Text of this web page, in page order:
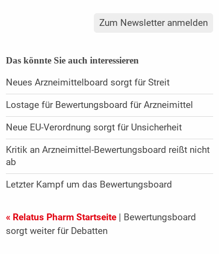
Zum Newsletter anmelden
Das könnte Sie auch interessieren
Neues Arzneimittelboard sorgt für Streit
Lostage für Bewertungsboard für Arzneimittel
Neue EU-Verordnung sorgt für Unsicherheit
Kritik an Arzneimittel-Bewertungsboard reißt nicht
ab
Letzter Kampf um das Bewertungsboard
« Relatus Pharm Startseite| Bewertungsboard
sorgt weiter für Debatten